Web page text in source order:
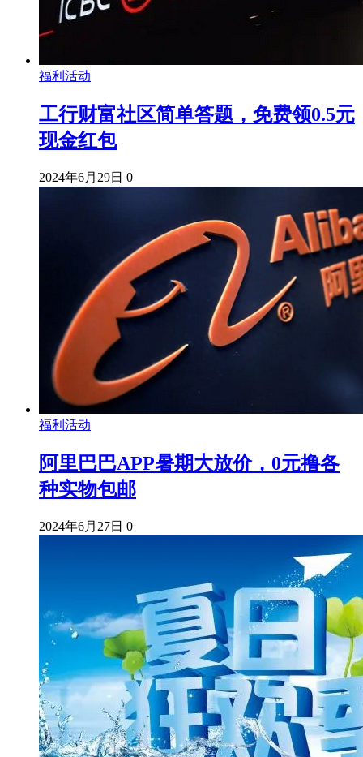
福利活动
工行财富社区简单答题，免费领0.5元
现金红包
2024年6月29日 0
福利活动
阿里巴巴APP暑期大放价，0元撸各
种实物包邮
2024年6月27日 0